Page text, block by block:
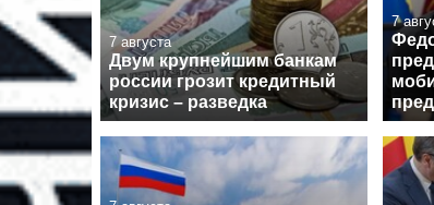
7 августа
Двум крупнейшим банкам
россии грозит кредитный
кризис – разведка
7